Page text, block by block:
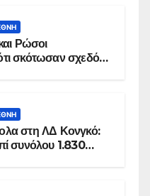
Ρώσοι
σκότωσαν σχεδόν
στη ΛΔ Κονγκό:
συνόλου 1.830